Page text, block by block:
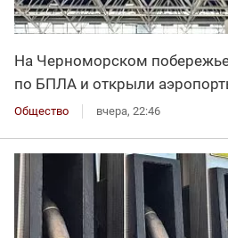
На Черноморском
по БПЛА и открыли
Общество вчера, 22:46